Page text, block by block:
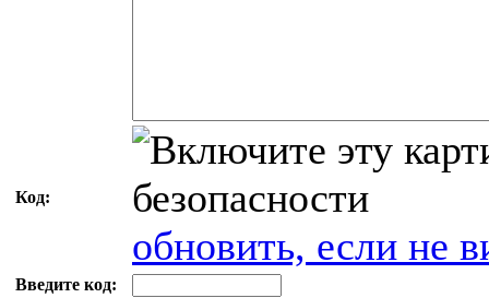
Код:
обновить, если не
Введите код: